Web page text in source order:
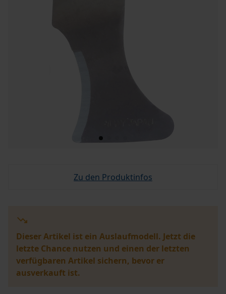
Zu den Produktinfos
Dieser Artikel ist ein Auslaufmodell. Jetzt die
letzte Chance nutzen und einen der letzten
verfügbaren Artikel sichern, bevor er
ausverkauft ist.